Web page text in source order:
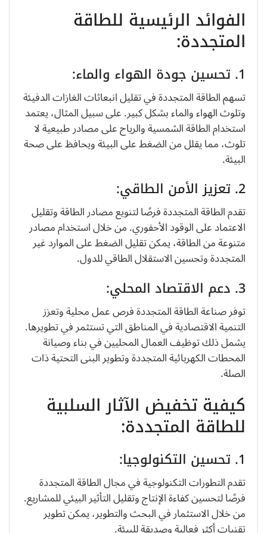
الفوائد الرئيسية للطاقة
المتجددة:
1. تحسين جودة الهواء والماء:
تسهم الطاقة المتجددة في تقليل انبعاثات الغازات الدفيئة
وتلوث الهواء والماء بشكل كبير. على سبيل المثال، يعتمد
استخدام الطاقة الشمسية والرياح على مصادر طبيعية لا
تلوث، مما يقلل من الضغط على البيئة ويحافظ على صحة
البيئة.
2. تعزيز الأمن الطاقي:
تقدم الطاقة المتجددة فرصًا لتنويع مصادر الطاقة وتقليل
الاعتماد على الوقود الأحفوري. من خلال استخدام مصادر
متنوعة من الطاقة، يمكن تقليل الضغط على الموارد غير
المتجددة وتحسين الاستقلال الطاقي للدول.
3. دعم الاقتصاد المحلي:
توفر صناعة الطاقة المتجددة فرص عمل محلية وتعزز
التنمية الاقتصادية في المناطق التي تستثمر في تطويرها.
يشمل ذلك توظيف العمال المحليين في بناء وصيانة
المحطات الكهربائية المتجددة وتطوير البنى التحتية ذات
الصلة.
كيفية تخفيض الآثار السلبية
للطاقة المتجددة:
1. تحسين التكنولوجيا:
تقدم التطورات التكنولوجية في مجال الطاقة المتجددة
فرصًا لتحسين كفاءة الإنتاج وتقليل التأثير البيئي للمشاريع.
من خلال الاستثمار في البحث والتطوير، يمكن تطوير